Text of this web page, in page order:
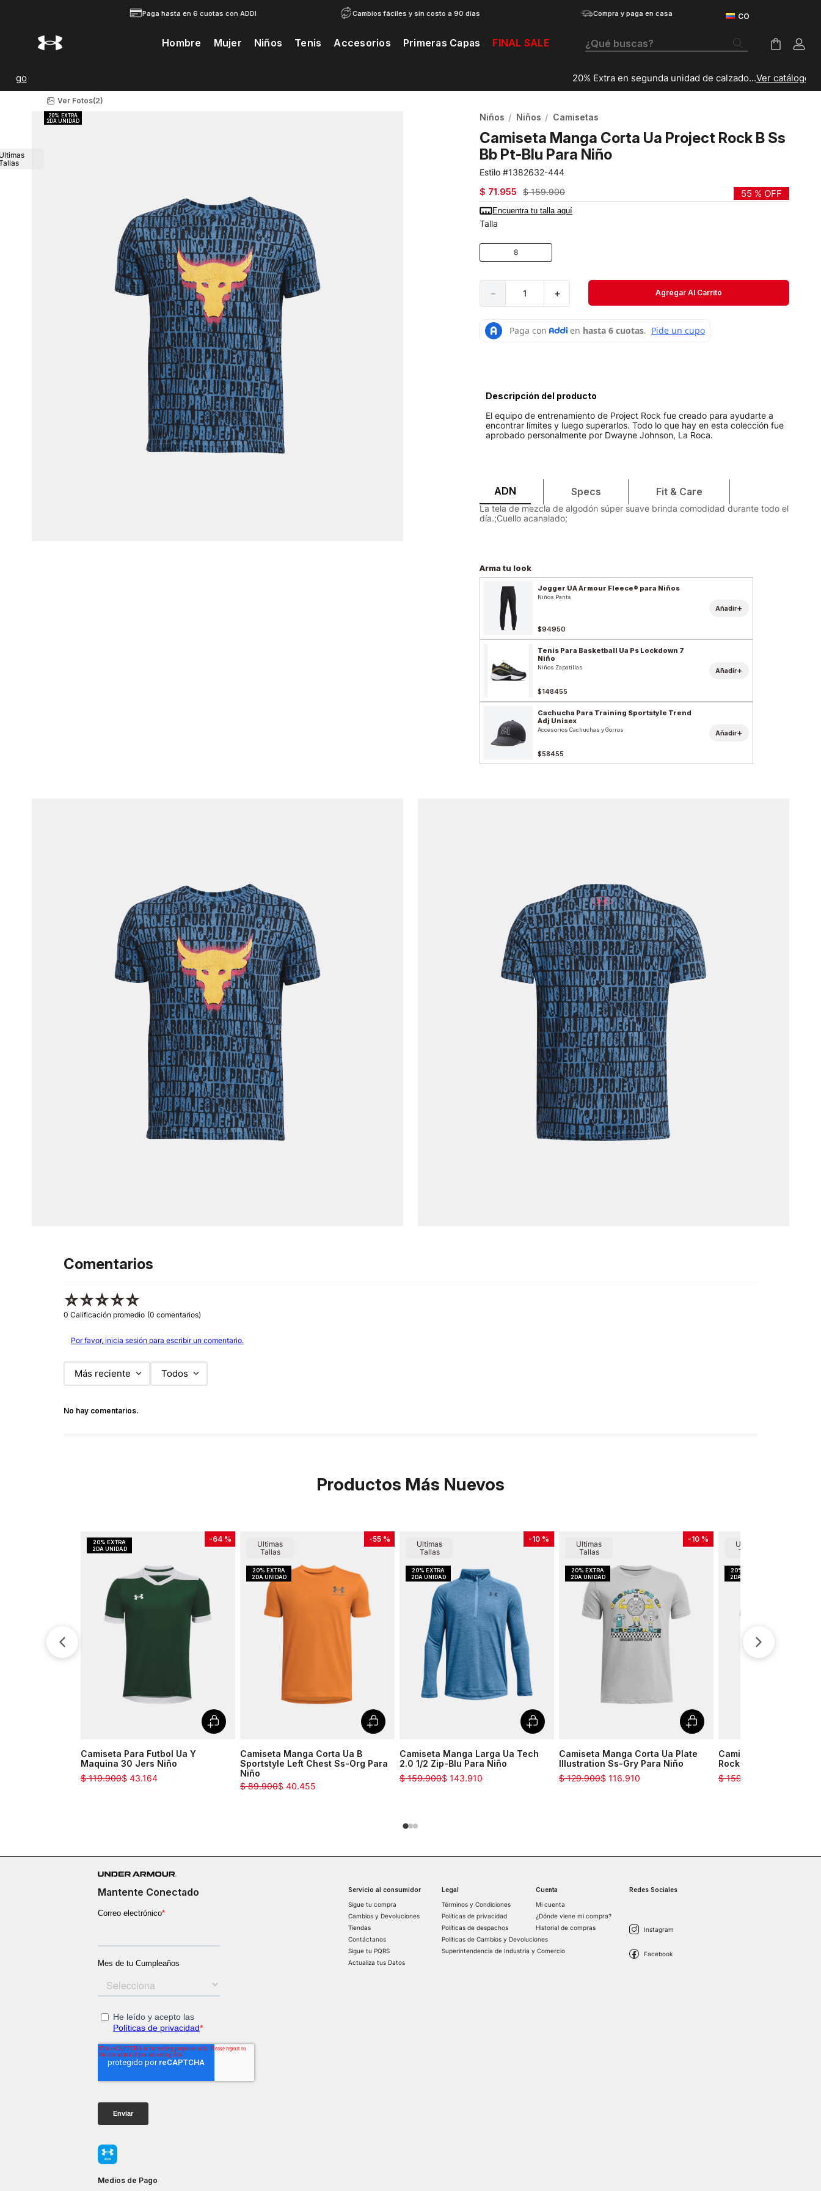
Paga hasta en 6 cuotas con ADDI Cambios fáciles y sin costo a 90 días Compra y paga en casa
Hombre Mujer Niños Tenis Accesorios Primeras Capas FINAL SALE ¿Qué buscas?
Ver Fotos(2)
Niños Niños Camisetas
Camiseta Manga Corta Ua Project Rock B Ss
Bb Pt-Blu Para Niño
1382632-444
$ 71.955 $ 159.900 55 % OFF
Encuentra tu talla aquí
Talla
8
＋
－ Agregar Al Carrito
Descripción del producto
El equipo de entrenamiento de Project Rock fue creado para ayudarte a
encontrar límites y luego superarlos. Todo lo que hay en esta colección fue
aprobado personalmente por Dwayne Johnson, La Roca.
ADN Specs Fit & Care
La tela de mezcla de algodón súper suave brinda comodidad durante todo el
día.;Cuello acanalado;
Arma tu look
Jogger UA Armour Fleece® para Niños
Niños Pants
$94950
Añadir+
Tenis Para Basketball Ua Ps Lockdown 7
Niño
Niños Zapatillas
$148455
Añadir+
Cachucha Para Training Sportstyle Trend
Adj Unisex
Accesorios Cachuchas y Gorros
$58455
Añadir+
Comentarios
☆☆☆☆☆
0 Calificación promedio (0 comentarios)
Por favor, inicia sesión para escribir un comentario.
Más reciente Todos
No hay comentarios.
Productos Más Nuevos
-64 %
Camiseta Para Futbol Ua Y
Maquina 30 Jers Niño
$ 43.164
$ 119.900
-55 %
Ultimas
Tallas
Camiseta Manga Corta Ua B
Sportstyle Left Chest Ss-Org Para
Niño
$ 40.455
$ 89.900
-10 %
Ultimas
Tallas
Camiseta Manga Larga Ua Tech
2.0 1/2 Zip-Blu Para Niño
$ 143.910
$ 159.900
-10 %
Ultimas
Tallas
Camiseta Manga Corta Ua Plate
Illustration Ss-Gry Para Niño
$ 116.910
$ 129.900
Ultimas
Tallas
Camiseta Manga
Rock B Ss Bb Pt-Blu
$ 159
Mantente Conectado
Medios de Pago
Servicio al consumidor
Sigue tu compra
Cambios y Devoluciones
Tiendas
Contáctanos
Sigue tu PQRS
Actualiza tus Datos
Legal
Términos y Condiciones
Políticas de privacidad
Políticas de despachos
Políticas de Cambios y Devoluciones
Superintendencia de Industria y Comercio
Cuenta
Mi cuenta
¿Dónde viene mi compra?
Historial de compras
Redes Sociales
Botas
Tenis Mujer
Tenis Hombre
Guayos
Velociti
Medias
Short